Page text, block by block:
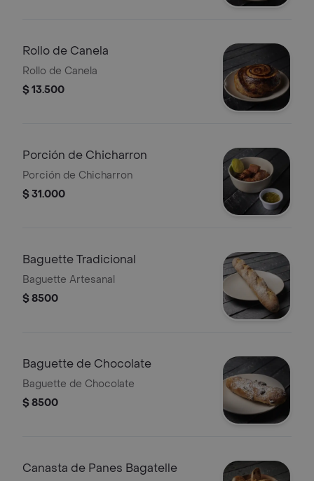
Rollo de Canela
Rollo de Canela
$ 13.500
Porción de Chicharron
Porción de Chicharron
$ 31.000
Baguette Tradicional
Baguette Artesanal
$ 8500
Baguette de Chocolate
Baguette de Chocolate
$ 8500
Canasta de Panes Bagatelle